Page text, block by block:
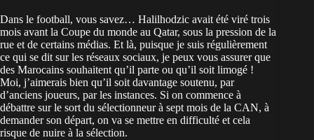
Dans le football, vous savez… Halilhodzic avait été viré trois
mois avant la Coupe du monde au Qatar, sous la pression de la
rue et de certains médias. Et là, puisque je suis régulièrement
ce qui se dit sur les réseaux sociaux, je peux vous assurer que
des Marocains souhaitent qu’il parte ou qu’il soit limogé !
Moi, j’aimerais bien qu’il soit davantage soutenu, par
d’anciens joueurs, par les instances. Si on commence à
débattre sur le sort du sélectionneur à sept mois de la CAN, à
demander son départ, on va se mettre en difficulté et cela
risque de nuire à la sélection.